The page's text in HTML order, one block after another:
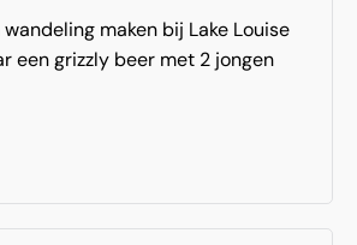
maken bij Lake Louise
een grizzly beer met 2 jongen
en ontroerend!